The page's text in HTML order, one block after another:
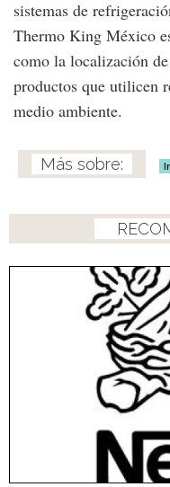
sistemas de
Thermo King México
como la localización
productos que utilicen
medio ambiente.